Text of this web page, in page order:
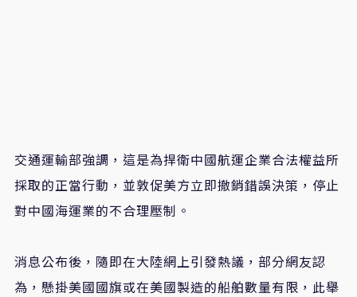
交通運輸部強調，這是為捍衛中國航運企業合法權益所
採取的正當行動，並敦促美方立即撤銷錯誤決策，停止
對中國海運業的不合理壓制。
消息公布後，隨即在大陸網上引發熱議，部分網友認
為，懸掛美國國旗或在美國製造的船舶數量有限，此舉